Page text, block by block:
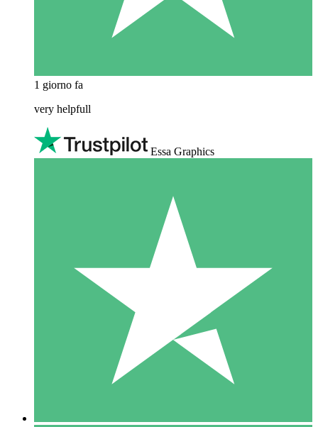
1 giorno fa
very helpfull
Essa Graphics